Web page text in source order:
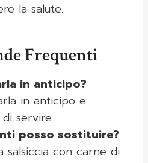
la salute.
Frequenti
in anticipo?
in anticipo e
servire.
posso sostituire?
salsiccia con carne di